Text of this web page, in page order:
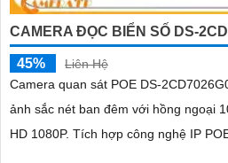
CAMERA ĐỌC BIỂN SỐ DS-
45%
Liên Hệ
Camera quan sát POE DS-
ảnh sắc nét ban đêm với hồng ngoại
HD 1080P. Tích hợp công nghệ